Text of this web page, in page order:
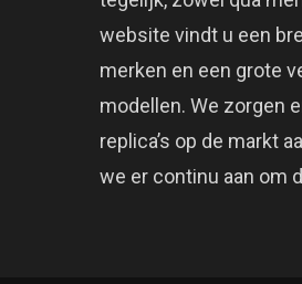
website vindt u een
merken en een grote
modellen. We zorgen
replica’s op de markt
we er continu aan om